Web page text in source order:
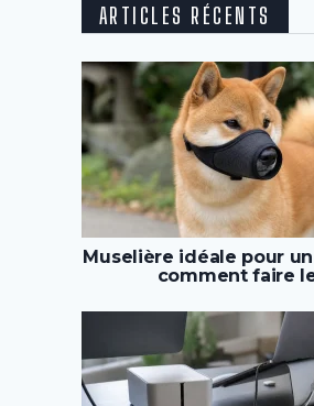
ARTICLES RÉCENTS
Muselière idéale pour
comment faire